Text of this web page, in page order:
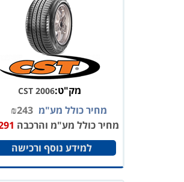
מק"ט:CST 2006
מחיר כולל מע"מ ₪243
מחיר כולל מע"מ והרכבה
₪291
למידע נוסף ורכישה